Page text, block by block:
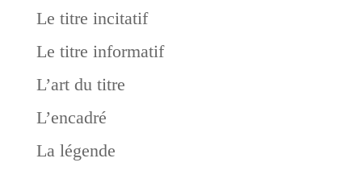
Le titre incitatif
Le titre informatif
L’art du titre
L’encadré
La légende